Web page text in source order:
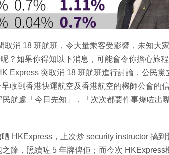
消 18 班航班，令大量乘客受影響，未知大
？如果你得知以下消息，可能會令你擔心旅
Express 突取消 18 班航班進行討論，公民黨
收到香港快運航空及香港航空的機師公會的
航處「今日先知」，「次次都要件事爆咗出
HKExpress，上次炒 security instructor 搞到
餘，照續咗 5 年牌俾佢；而今次 HKExpress